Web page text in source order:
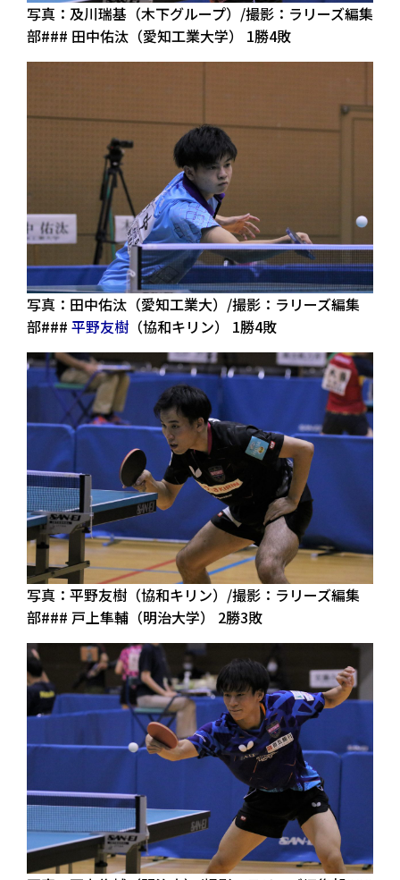
写真：及川瑞基（木下グループ）/撮影：ラリーズ編集
部### 田中佑汰（愛知工業大学） 1勝4敗
写真：田中佑汰（愛知工業大）/撮影：ラリーズ編集
部### 平野友樹 （協和キリン） 1勝4敗
写真：平野友樹（協和キリン）/撮影：ラリーズ編集
部### 戸上隼輔（明治大学） 2勝3敗